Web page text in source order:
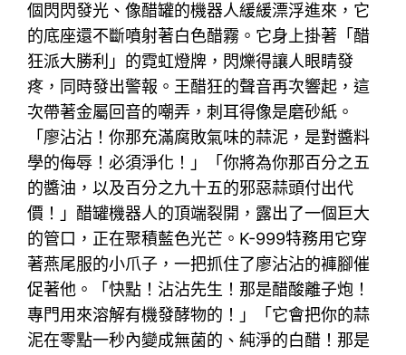
個閃閃發光、像醋罐的機器人緩緩漂浮進來，它
的底座還不斷噴射著白色醋霧。它身上掛著「醋
狂派大勝利」的霓虹燈牌，閃爍得讓人眼睛發
疼，同時發出警報。王醋狂的聲音再次響起，這
次帶著金屬回音的嘲弄，刺耳得像是磨砂紙。
「廖沾沾！你那充滿腐敗氣味的蒜泥，是對醬料
學的侮辱！必須淨化！」「你將為你那百分之五
的醬油，以及百分之九十五的邪惡蒜頭付出代
價！」醋罐機器人的頂端裂開，露出了一個巨大
的管口，正在聚積藍色光芒。K-999特務用它穿
著燕尾服的小爪子，一把抓住了廖沾沾的褲腳催
促著他。「快點！沾沾先生！那是醋酸離子炮！
專門用來溶解有機發酵物的！」「它會把你的蒜
泥在零點一秒內變成無菌的、純淨的白醋！那是